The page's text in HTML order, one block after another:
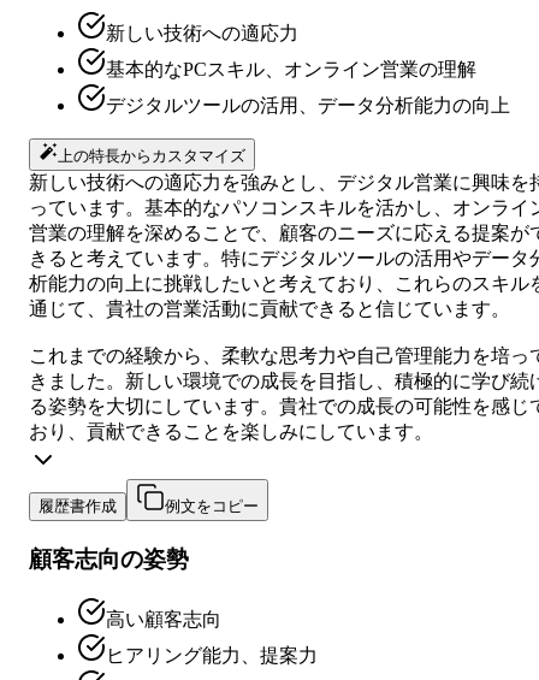
新しい技術への適応力
基本的なPCスキル、オンライン営業の理解
デジタルツールの活用、データ分析能力の向上
上の特長からカスタマイズ
新しい技術への適応力を強みとし、デジタル営業に興味を
っています。基本的なパソコンスキルを活かし、オンライ
営業の理解を深めることで、顧客のニーズに応える提案が
きると考えています。特にデジタルツールの活用やデータ
析能力の向上に挑戦したいと考えており、これらのスキル
通じて、貴社の営業活動に貢献できると信じています。
これまでの経験から、柔軟な思考力や自己管理能力を培っ
きました。新しい環境での成長を目指し、積極的に学び続
る姿勢を大切にしています。貴社での成長の可能性を感じ
おり、貢献できることを楽しみにしています。
履歴書作成 例文をコピー
顧客志向の姿勢
高い顧客志向
ヒアリング能力、提案力